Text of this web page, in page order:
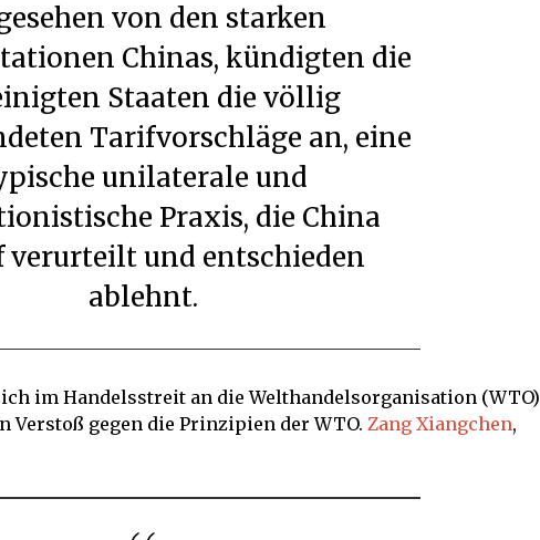
Chinas, kündigten die
Staaten die völlig
Tarifvorschläge an, eine
unilaterale und
Praxis, die China
verurteilt und entschieden
ablehnt.
im Handelsstreit an die Welthandelsorganisation (WTO)
Verstoß gegen die Prinzipien der WTO. Zang Xiangchen,